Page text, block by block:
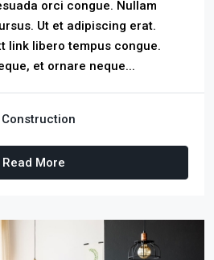
orci congue. Nullam
Ut et adipiscing erat.
link libero tempus congue.
et ornare neque...
Construction
Read More